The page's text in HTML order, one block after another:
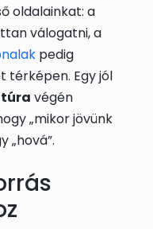
oldalainkat: a
válogatni, a
pedig
térképen. Egy jól
végén
„mikor jövünk
„hová”.